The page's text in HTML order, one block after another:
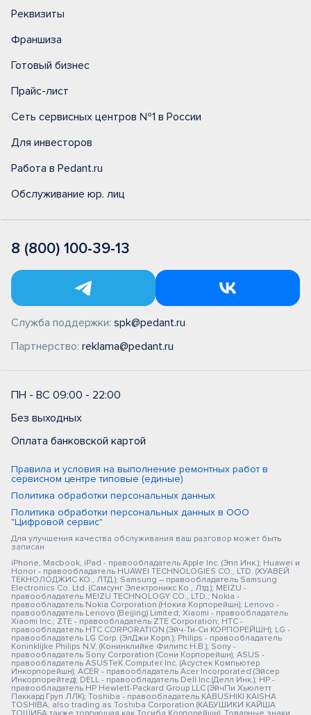
Реквизиты
Франшиза
Готовый бизнес
Прайс-лист
Сеть сервисных центров №1 в России
Для инвесторов
Работа в Pedant.ru
Обслуживание юр. лиц
8 (800) 100-39-13
Служба поддержки: spk@pedant.ru
Партнерство: reklama@pedant.ru
ПН - ВС 09:00 - 22:00
Без выходных
Оплата банковской картой
Правила и условия на выполнение ремонтных работ в
сервисном центре типовые (единые)
Политика обработки персональных данных
Политика обработки персональных данных в ООО
"Цифровой сервис"
Для улучшения качества обслуживания ваш разговор может быть
записан
iPhone, Macbook, iPad - правообладатель Apple Inc. (Эпл Инк.); Huawei и
Honor - правообладатель HUAWEI TECHNOLOGIES CO., LTD. (ХУАВЕЙ
ТЕКНОЛОДЖИС КО., ЛТД.); Samsung – правообладатель Samsung
Electronics Co. Ltd. (Самсунг Электроникс Ко., Лтд.); MEIZU -
правообладатель MEIZU TECHNOLOGY CO., LTD.; Nokia -
правообладатель Nokia Corporation (Нокиа Корпорейшн); Lenovo -
правообладатель Lenovo (Beijing) Limited; Xiaomi - правообладатель
Xiaomi Inc.; ZTE - правообладатель ZTE Corporation; HTC -
правообладатель HTC CORPORATION (Эйч-Ти-Си КОРПОРЕЙШН); LG -
правообладатель LG Corp. (ЭлДжи Корп.); Philips - правообладатель
Koninklijke Philips N.V. (Конинклийке Филипс Н.В.); Sony -
правообладатель Sony Corporation (Сони Корпорейшн); ASUS -
правообладатель ASUSTeK Computer Inc. (Асустек Компьютер
Инкорпорейшн); ACER - правообладатель Acer Incorporated (Эйсер
Инкорпорейтед); DELL - правообладатель Dell Inc.(Делл Инк.); HP -
правообладатель HP Hewlett-Packard Group LLC (ЭйчПи Хьюлетт
Паккард Груп ЛЛК); Toshiba - правообладатель KABUSHIKI KAISHA
TOSHIBA, also trading as Toshiba Corporation (КАБУШИКИ КАЙША